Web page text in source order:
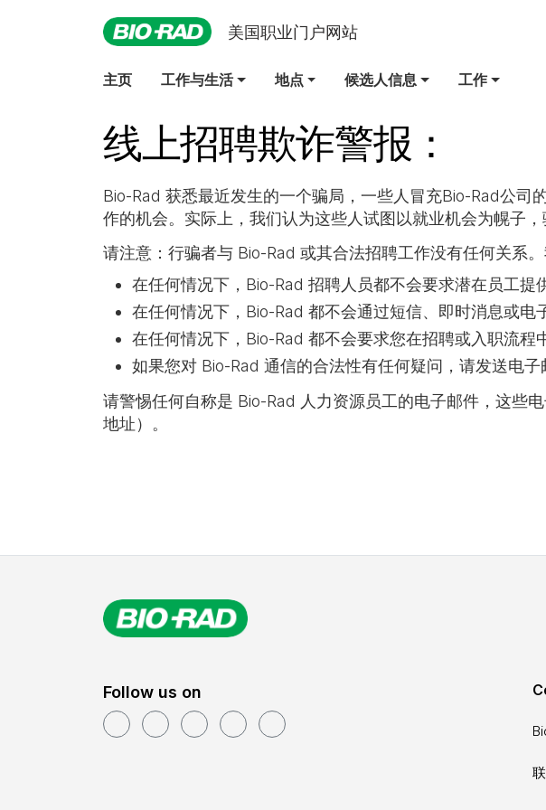
美国职业门户网站
主页 工作与生活 地点 候选人信息 工作
线上招聘欺诈警报：
Bio-Rad 获悉最近发生的一个骗局，一些人冒充Bio-Rad公
作的机会。实际上，我们认为这些人试图以就业机会为幌子
请注意：行骗者与 Bio-Rad 或其合法招聘工作没有任何关系
在任何情况下，Bio-Rad 招聘人员都不会要求潜在员工提
在任何情况下，Bio-Rad 都不会通过短信、即时消息或电
在任何情况下，Bio-Rad 都不会要求您在招聘或入职流程
如果您对 Bio-Rad 通信的合法性有任何疑问，请发送电
请警惕任何自称是 Bio-Rad 人力资源员工的电子邮件，这些
地址）。
Follow us on